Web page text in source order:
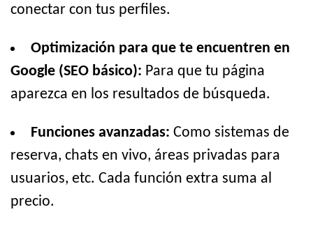
conectar con tus perfiles.
Optimización para que te encuentren en
Google (SEO básico): Para que tu página
aparezca en los resultados de búsqueda.
Funciones avanzadas: Como sistemas de
reserva, chats en vivo, áreas privadas para
usuarios, etc. Cada función extra suma al
precio.